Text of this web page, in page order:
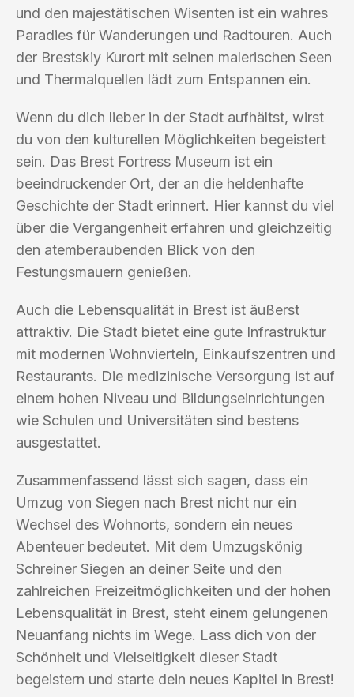
und den majestätischen Wisenten ist ein wahres
Paradies für Wanderungen und Radtouren. Auch
der Brestskiy Kurort mit seinen malerischen Seen
und Thermalquellen lädt zum Entspannen ein.
Wenn du dich lieber in der Stadt aufhältst, wirst
du von den kulturellen Möglichkeiten begeistert
sein. Das Brest Fortress Museum ist ein
beeindruckender Ort, der an die heldenhafte
Geschichte der Stadt erinnert. Hier kannst du viel
über die Vergangenheit erfahren und gleichzeitig
den atemberaubenden Blick von den
Festungsmauern genießen.
Auch die Lebensqualität in Brest ist äußerst
attraktiv. Die Stadt bietet eine gute Infrastruktur
mit modernen Wohnvierteln, Einkaufszentren und
Restaurants. Die medizinische Versorgung ist auf
einem hohen Niveau und Bildungseinrichtungen
wie Schulen und Universitäten sind bestens
ausgestattet.
Zusammenfassend lässt sich sagen, dass ein
Umzug von Siegen nach Brest nicht nur ein
Wechsel des Wohnorts, sondern ein neues
Abenteuer bedeutet. Mit dem Umzugskönig
Schreiner Siegen an deiner Seite und den
zahlreichen Freizeitmöglichkeiten und der hohen
Lebensqualität in Brest, steht einem gelungenen
Neuanfang nichts im Wege. Lass dich von der
Schönheit und Vielseitigkeit dieser Stadt
begeistern und starte dein neues Kapitel in Brest!